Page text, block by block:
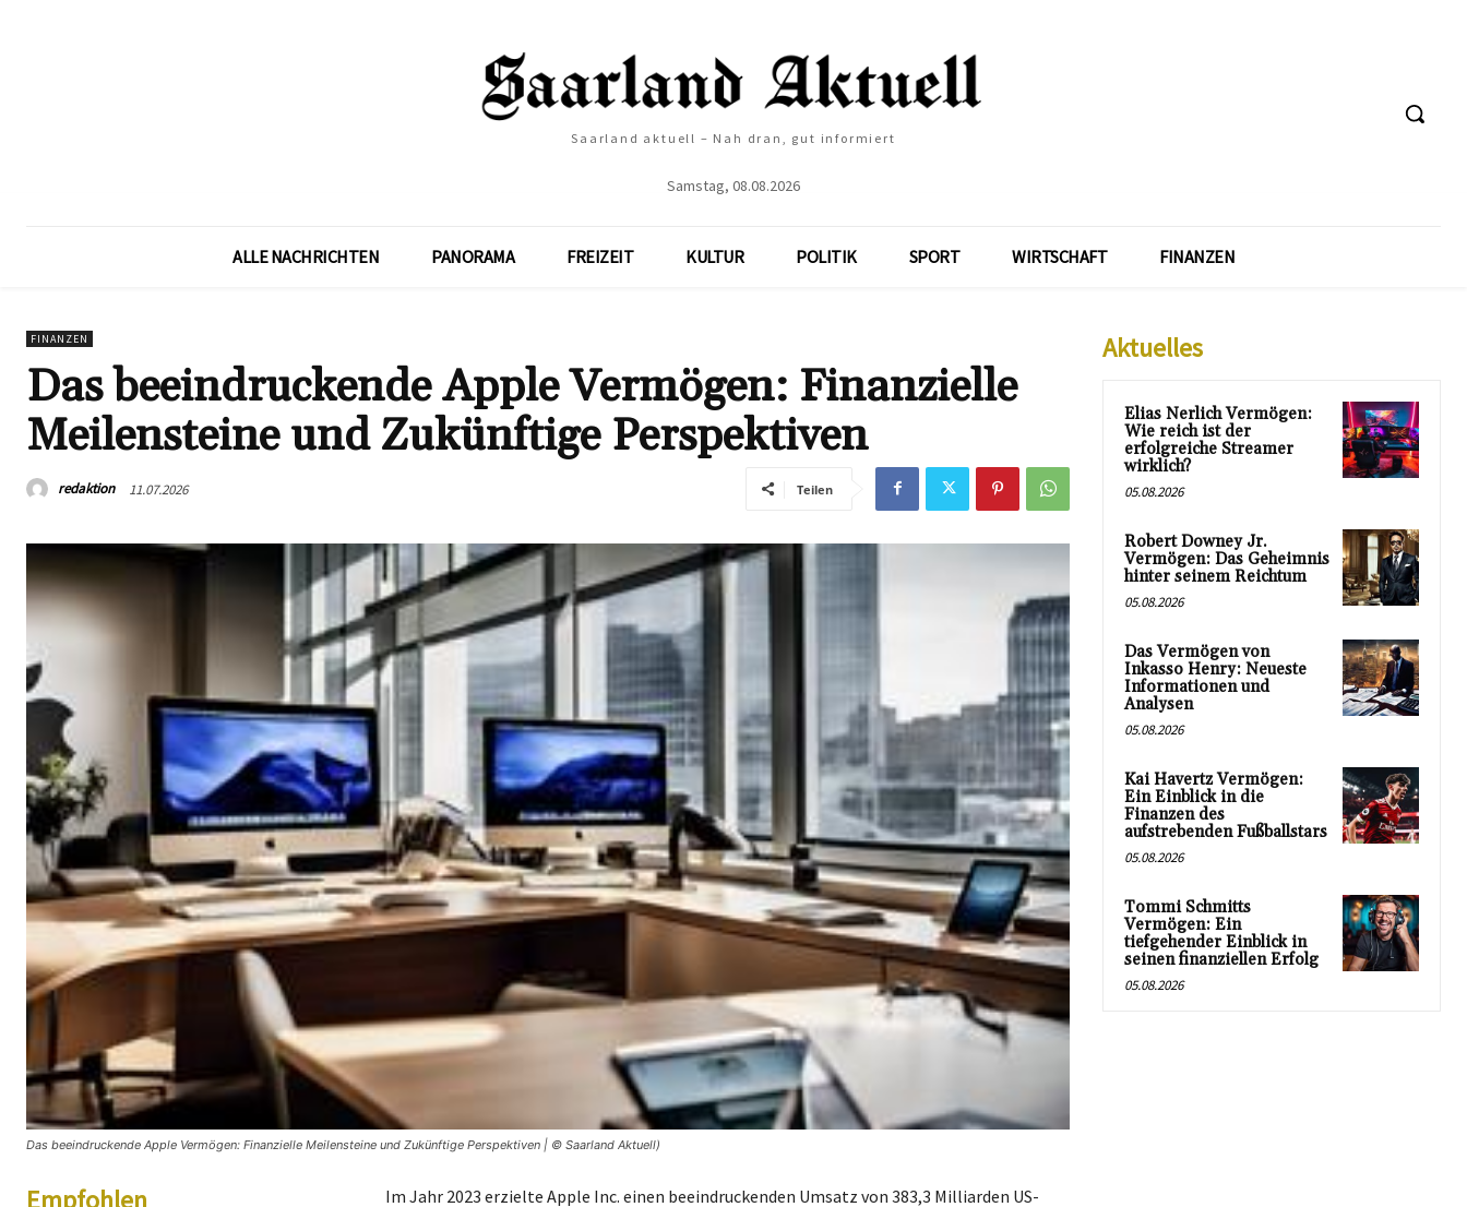
Saarland aktuell – Nah dran, gut informiert
Samstag, 08.08.2026
ALLE NACHRICHTEN PANORAMA FREIZEIT KULTUR POLITIK SPORT WIRTSCHAFT FINANZEN
FINANZEN
Das beeindruckende Apple Vermögen: Finanzielle
Meilensteine und Zukünftige Perspektiven
redaktion 11.07.2026 Teilen
Das beeindruckende Apple Vermögen: Finanzielle Meilensteine und Zukünftige Perspektiven | © Saarland Aktuell)
Im Jahr 2023 erzielte Apple Inc. einen beeindruckenden Umsatz von 383,3 Milliarden US-
Aktuelles
Elias Nerlich Vermögen:
Wie reich ist der
erfolgreiche Streamer
wirklich?
05.08.2026
Robert Downey Jr.
Vermögen: Das Geheimnis
hinter seinem Reichtum
05.08.2026
Das Vermögen von
Inkasso Henry: Neueste
Informationen und
Analysen
05.08.2026
Kai Havertz Vermögen:
Ein Einblick in die
Finanzen des
aufstrebenden Fußballstars
05.08.2026
Tommi Schmitts
Vermögen: Ein
tiefgehender Einblick in
seinen finanziellen Erfolg
05.08.2026